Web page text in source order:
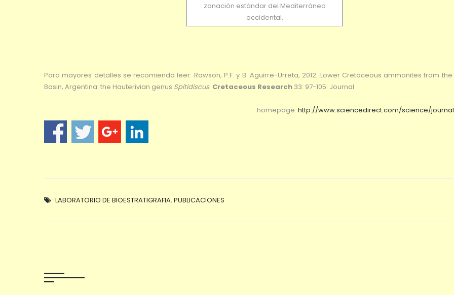
zonación estándar del Mediterráneo
occidental.
Para mayores detalles se recomienda leer: Rawson, P.F. y B. Aguirre-Urreta, 2012. Lower Cretaceous ammonites from
Basin, Argentina: the Hauterivian genus Spitidiscus. Cretaceous Research 33: 97-105. Journal
homepage: http://www.sciencedirect.com/science/journal/
LABORATORIO DE BIOESTRATIGRAFIA, PUBLICACIONES